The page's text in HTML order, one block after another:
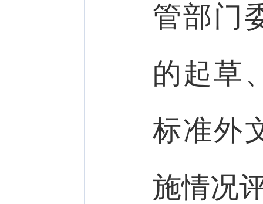
管部门
的起草
标准外
施情况